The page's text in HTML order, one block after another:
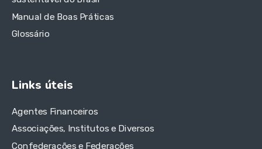
Manual de Boas Práticas
Glossário
Links úteis
Agentes Financeiros
Associações, Institutos e Diversos
Confederações e Federações